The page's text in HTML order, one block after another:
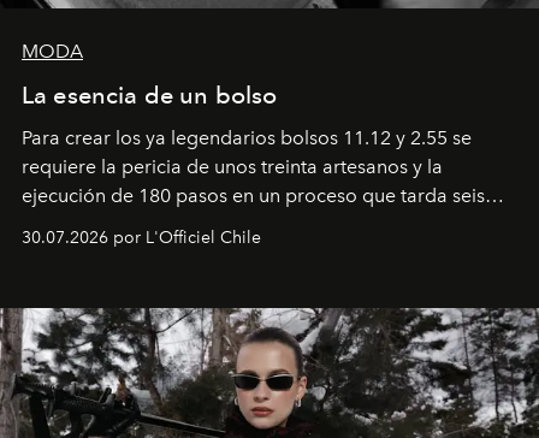
MODA
La esencia de un bolso
Para crear los ya legendarios bolsos 11.12 y 2.55 se
requiere la pericia de unos treinta artesanos y la
ejecución de 180 pasos en un proceso que tarda seis
que se enseña solamente en la escuela de formación de
30.07.2026 por L'Officiel Chile